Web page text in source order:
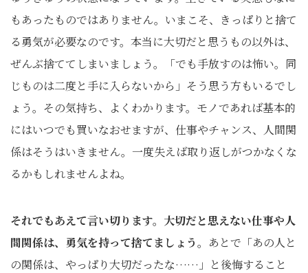
もあったものではありません。いまこそ、きっぱりと捨て
る勇気が必要なのです。本当に大切だと思うもの以外は、
ぜんぶ捨ててしまいましょう。「でも手放すのは怖い。同
じものは二度と手に入らないから」そう思う方もいるでし
ょう。その気持ち、よくわかります。モノであれば基本的
にはいつでも買いなおせますが、仕事やチャンス、人間関
係はそうはいきません。一度失えば取り返しがつかなくな
るかもしれませんよね。
それでもあえて言い切ります。大切だと思えない仕事や人
間関係は、勇気を持って捨てましょう。 あとで「あの人と
の関係は、やっぱり大切だったな……」と後悔すること